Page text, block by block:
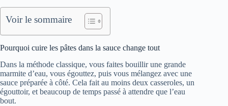
Voir le sommaire
Pourquoi cuire les pâtes dans la sauce change tout
Dans la méthode classique, vous faites bouillir une grande
marmite d’eau, vous égouttez, puis vous mélangez avec une
sauce préparée à côté. Cela fait au moins deux casseroles, un
égouttoir, et beaucoup de temps passé à attendre que l’eau
bout.